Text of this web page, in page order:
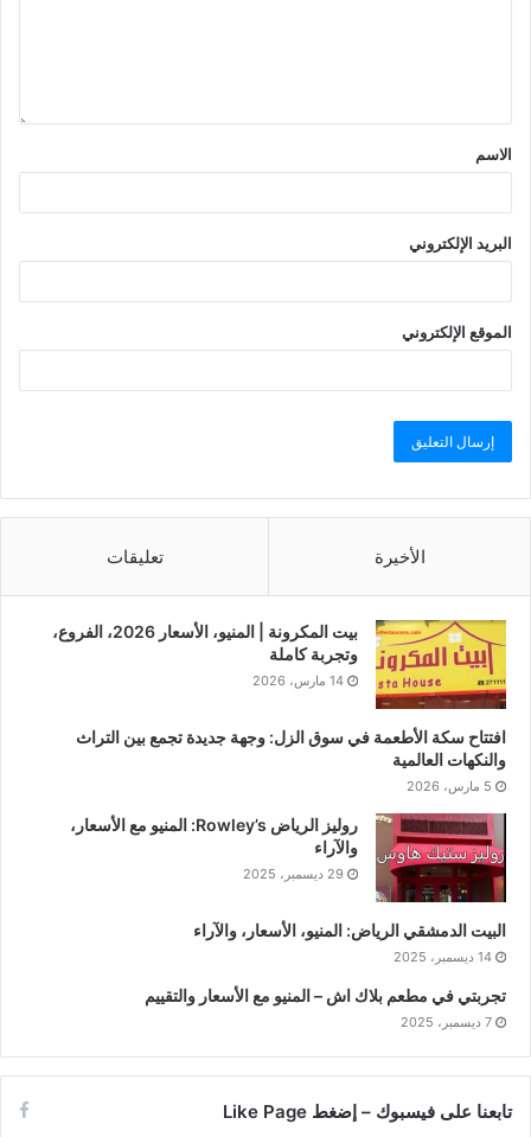
الاسم
البريد الإلكتروني
الموقع الإلكتروني
الأخيرة تعليقات
بيت المكرونة | المنيو، الأسعار 2026، الفروع،
وتجربة كاملة
14 مارس، 2026
افتتاح سكة الأطعمة في سوق الزل: وجهة جديدة تجمع بين التراث
والنكهات العالمية
5 مارس، 2026
روليز الرياض Rowley’s: المنيو مع الأسعار،
والآراء
29 ديسمبر، 2025
البيت الدمشقي الرياض: المنيو، الأسعار، والآراء
14 ديسمبر، 2025
تجربتي في مطعم بلاك اش – المنيو مع الأسعار والتقييم
7 ديسمبر، 2025
تابعنا على فيسبوك – إضغط Like Page